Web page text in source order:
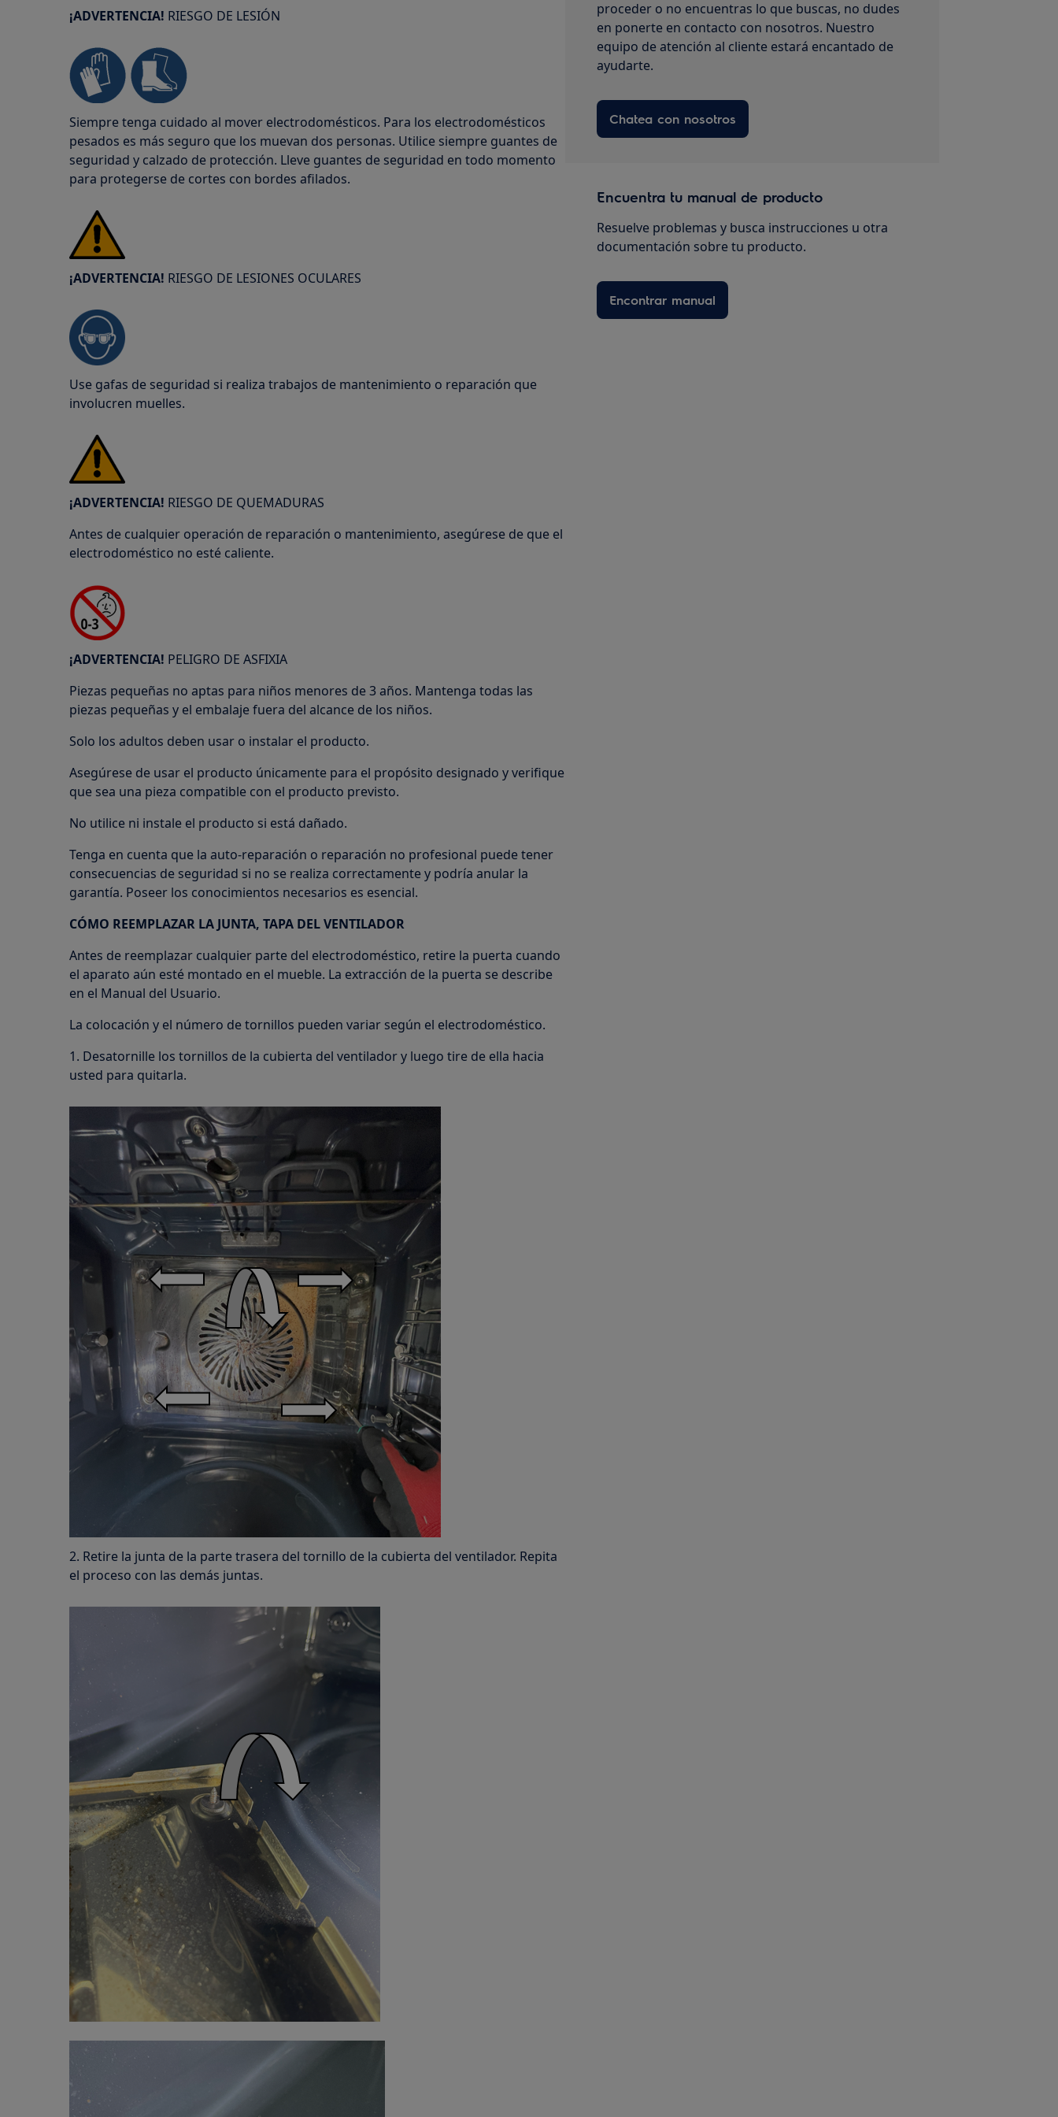
¡ADVERTENCIA! RIESGO DE LESIÓN
Siempre tenga cuidado al mover electrodomésticos. Para los electrodomésticos
pesados es más seguro que los muevan dos personas. Utilice siempre guantes de
seguridad y calzado de protección. Lleve guantes de seguridad en todo momento
para protegerse de cortes con bordes afilados.
¡ADVERTENCIA! RIESGO DE LESIONES OCULARES
Use gafas de seguridad si realiza trabajos de mantenimiento o reparación que
involucren muelles.
¡ADVERTENCIA! RIESGO DE QUEMADURAS
Antes de cualquier operación de reparación o mantenimiento, asegúrese de que el
electrodoméstico no esté caliente.
¡ADVERTENCIA! PELIGRO DE ASFIXIA
Piezas pequeñas no aptas para niños menores de 3 años. Mantenga todas las
piezas pequeñas y el embalaje fuera del alcance de los niños.
Solo los adultos deben usar o instalar el producto.
Asegúrese de usar el producto únicamente para el propósito designado y verifique
que sea una pieza compatible con el producto previsto.
No utilice ni instale el producto si está dañado.
Tenga en cuenta que la auto-reparación o reparación no profesional puede tener
consecuencias de seguridad si no se realiza correctamente y podría anular la
garantía. Poseer los conocimientos necesarios es esencial.
CÓMO REEMPLAZAR LA JUNTA, TAPA DEL VENTILADOR
Antes de reemplazar cualquier parte del electrodoméstico, retire la puerta cuando
el aparato aún esté montado en el mueble. La extracción de la puerta se describe
en el Manual del Usuario.
La colocación y el número de tornillos pueden variar según el electrodoméstico.
1. Desatornille los tornillos de la cubierta del ventilador y luego tire de ella hacia
usted para quitarla.
2. Retire la junta de la parte trasera del tornillo de la cubierta del ventilador. Repita
el proceso con las demás juntas.
proceder o no encuentras lo que buscas, no dudes
en ponerte en contacto con nosotros. Nuestro
equipo de atención al cliente estará encantado de
ayudarte.
Chatea con nosotros
Encuentra tu manual de producto
Resuelve problemas y busca instrucciones u otra
documentación sobre tu producto.
Encontrar manual